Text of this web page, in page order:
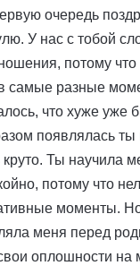
очередь
У нас с тобой
потому
самые разные
что хуже уже
появлялась ты
круто. Ты научила
потому что
моменты.
меня перед
оплошности на